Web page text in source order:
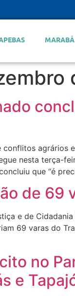
MARABÁ
agrários
nesta terça-
que “é
de 69
e de
69 varas do
no
e